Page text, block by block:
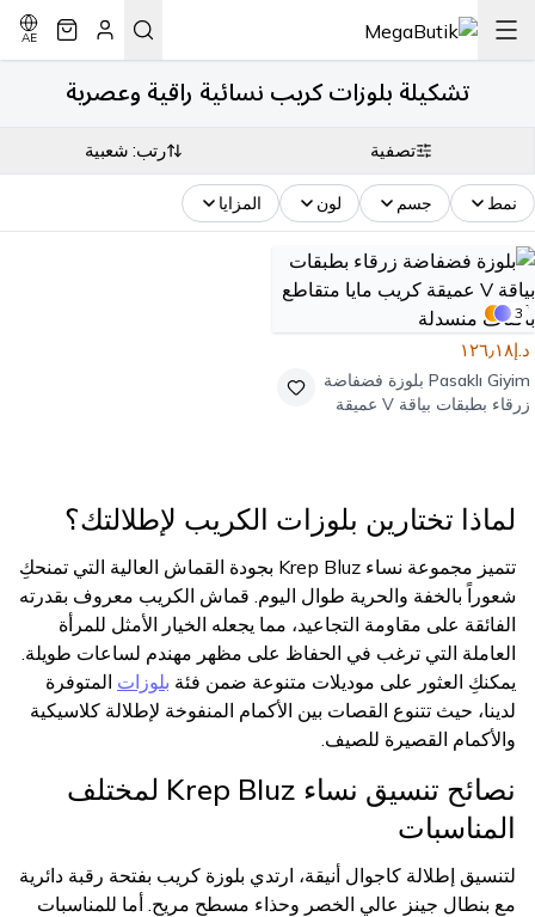
AE
تشكيلة بلوزات كريب نسائية راقية وعصرية
تصفية رتب: شعبية
نمط جسم لون المزايا
3
د.إ١٢٦٫١٨
Pasaklı Giyim بلوزة فضفاضة
زرقاء بطبقات بياقة V عميقة
لماذا تختارين بلوزات الكريب لإطلالتك؟
تتميز مجموعة نساء Krep Bluz بجودة القماش العالية التي تمنحكِ
شعوراً بالخفة والحرية طوال اليوم. قماش الكريب معروف بقدرته
الفائقة على مقاومة التجاعيد، مما يجعله الخيار الأمثل للمرأة
العاملة التي ترغب في الحفاظ على مظهر مهندم لساعات طويلة.
يمكنكِ العثور على موديلات متنوعة ضمن فئة بلوزات المتوفرة
لدينا، حيث تتنوع القصات بين الأكمام المنفوخة لإطلالة كلاسيكية
والأكمام القصيرة للصيف.
نصائح تنسيق نساء Krep Bluz لمختلف
المناسبات
لتنسيق إطلالة كاجوال أنيقة، ارتدي بلوزة كريب بفتحة رقبة دائرية
مع بنطال جينز عالي الخصر وحذاء مسطح مريح. أما للمناسبات